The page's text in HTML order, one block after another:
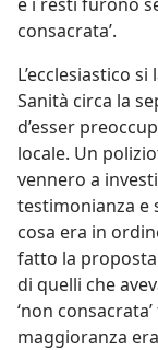
consacrata’.
L’ecclesiastico
Sanità circa la
d’esser
locale. Un
vennero a
testimonianza e
cosa era in
fatto la
di quelli che
‘non
maggioranza